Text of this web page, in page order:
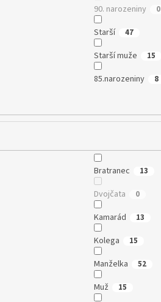
90. narozeniny 0
Starší 47
Starší muže 15
85.narozeniny 8
Bratranec 13
Dvojčata 0
Kamarád 13
Kolega 15
Manželka 52
Muž 15